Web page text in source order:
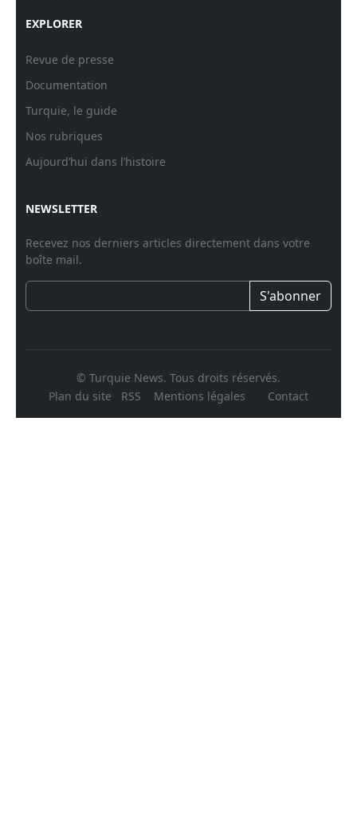
EXPLORER
Revue de presse
Documentation
Turquie, le guide
Nos rubriques
Aujourd’hui dans l’histoire
NEWSLETTER
Recevez nos derniers articles directement dans votre
boîte mail.
S'abonner
© Turquie News. Tous droits réservés.
Plan du site
RSS Mentions légales Contact